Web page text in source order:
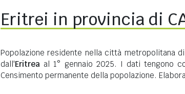
Eritrei in provincia di
Popolazione residente nella città metropolitana
dall'Eritrea al 1° gennaio 2025. I dati tengono
Censimento permanente della popolazione.